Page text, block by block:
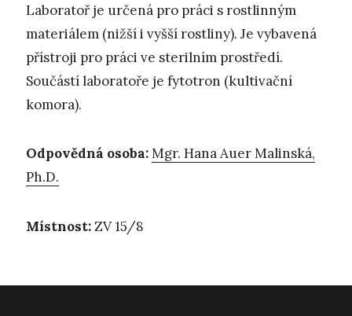
Laboratoř je určená pro práci s rostlinným
materiálem (nižší i vyšší rostliny). Je vybavená
přístroji pro práci ve sterilním prostředí.
Součástí laboratoře je fytotron (kultivační
komora).
Odpovědná osoba:Mgr. Hana Auer Malinská,
Ph.D.
Místnost:ZV 15/8